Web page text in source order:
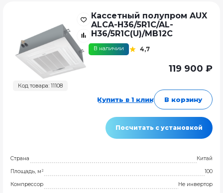
Код товара: 11108
Кассетный полупром AUX
ALCA-H36/5R1C/AL-
H36/5R1C(U)/MB12C
В наличии 4,7
119 900 ₽
Купить в 1 клик В корзину
Посчитать с установкой
Страна
Китай
Площадь, м²
100
Компрессор
Не инвертор